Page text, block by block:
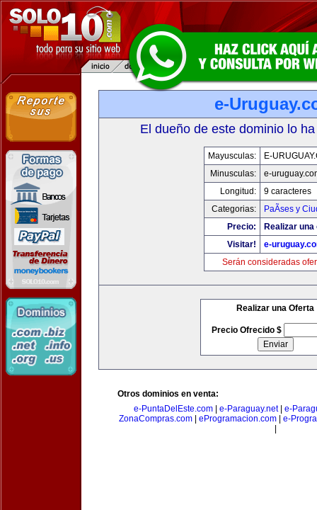
e-
El dueño de este dominio lo
Mayusculas:
E-
Minusculas:
e-
Longitud:
9 caracteres
Categorias:
PaÃ­ses y
Precio:
Realizar
Visitar!
e-
Serán consideradas
Realizar una Oferta
Precio Ofrecido $
Otros dominios en venta:
e-PuntaDelEste.com
e-Paraguay.net| e-
ZonaCompras.com
eProgramacion.com
e-